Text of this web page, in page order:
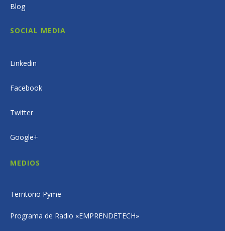
Blog
SOCIAL MEDIA
Linkedin
Facebook
Twitter
Google+
MEDIOS
Territorio Pyme
Programa de Radio «EMPRENDETECH»